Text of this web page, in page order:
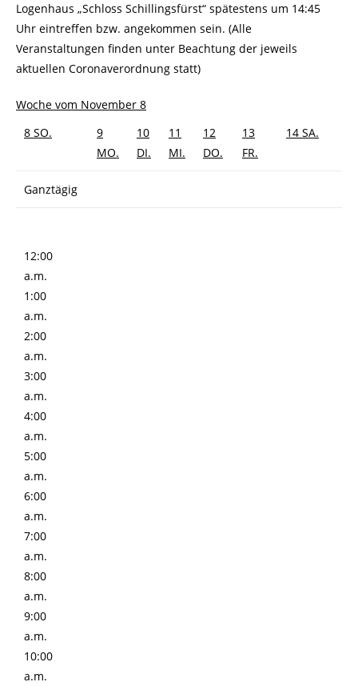
Logenhaus „Schloss Schillingsfürst“ spätestens um 14:45
Uhr eintreffen bzw. angekommen sein. (Alle
Veranstaltungen finden unter Beachtung der jeweils
aktuellen Coronaverordnung statt)
Woche vom November 8
8 SO.
9
MO.
10
DI.
11
MI.
12
DO.
13
FR.
14 SA.
Ganztägig
12:00
a.m.
1:00
a.m.
2:00
a.m.
3:00
a.m.
4:00
a.m.
5:00
a.m.
6:00
a.m.
7:00
a.m.
8:00
a.m.
9:00
a.m.
10:00
a.m.